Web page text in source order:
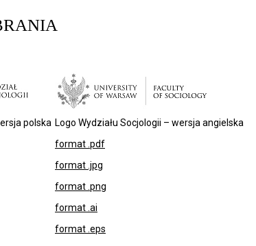
polska Logo Wydziału Socjologii – wersja angielska
format .pdf
format .jpg
format .png
format .ai
format .eps